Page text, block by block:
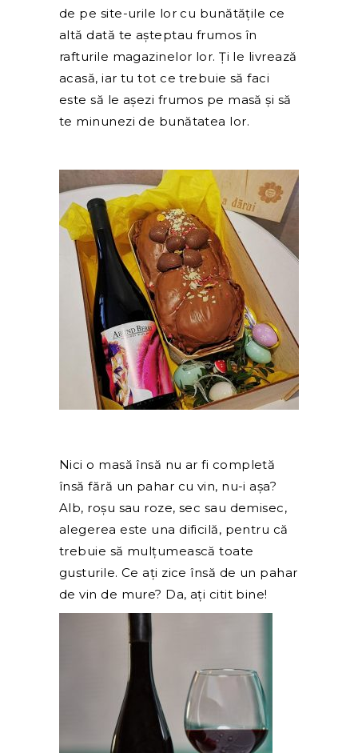
de pe site-urile lor cu bunătățile ce
altă dată te așteptau frumos în
rafturile magazinelor lor. Ți le livrează
acasă, iar tu tot ce trebuie să faci
este să le așezi frumos pe masă și să
te minunezi de bunătatea lor.
Nici o masă însă nu ar fi completă
însă fără un pahar cu vin, nu-i așa?
Alb, roșu sau roze, sec sau demisec,
alegerea este una dificilă, pentru că
trebuie să mulțumească toate
gusturile. Ce ați zice însă de un pahar
de vin de mure? Da, ați citit bine!